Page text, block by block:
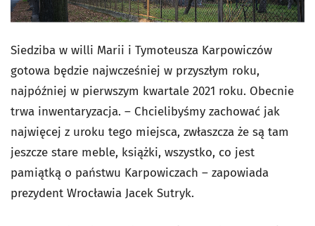
Siedziba w willi Marii i Tymoteusza Karpowiczów
gotowa będzie najwcześniej w przyszłym roku,
najpóźniej w pierwszym kwartale 2021 roku. Obecnie
trwa inwentaryzacja. – Chcielibyśmy zachować jak
najwięcej z uroku tego miejsca, zwłaszcza że są tam
jeszcze stare meble, książki, wszystko, co jest
pamiątką o państwu Karpowiczach – zapowiada
prezydent Wrocławia Jacek Sutryk.